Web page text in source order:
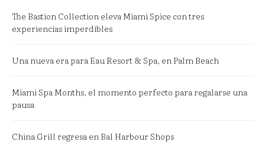
The Bastion Collection eleva Miami Spice con tres
experiencias imperdibles
Una nueva era para Eau Resort & Spa, en Palm Beach
Miami Spa Months, el momento perfecto para regalarse una
pausa
China Grill regresa en Bal Harbour Shops